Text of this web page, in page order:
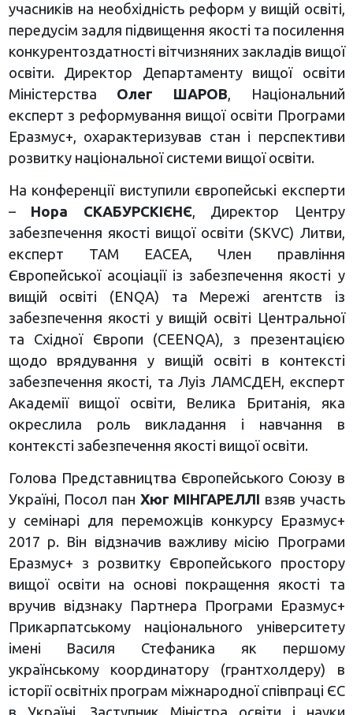
учасників на необхідність реформ у вищій освіті,
передусім задля підвищення якості та посилення
конкурентоздатності вітчизняних закладів вищої
освіти. Директор Департаменту вищої освіти
Міністерства Олег ШАРОВ, Національний
експерт з реформування вищої освіти Програми
Еразмус+, охарактеризував стан і перспективи
розвитку національної системи вищої освіти.
На конференції виступили європейські експерти
– Нора СКАБУРСКІЄНЄ, Директор Центру
забезпечення якості вищої освіти (SKVC) Литви,
експерт ТАМ ЕАСЕА, Член правління
Європейської асоціації із забезпечення якості у
вищій освіті (ENQA) та Мережі агентств із
забезпечення якості у вищій освіті Центральної
та Східної Європи (CEENQA), з презентацією
щодо врядування у вищій освіті в контексті
забезпечення якості, та Луіз ЛАМСДЕН, експерт
Академії вищої освіти, Велика Британія, яка
окреслила роль викладання і навчання в
контексті забезпечення якості вищої освіти.
Голова Представництва Європейського Союзу в
Україні, Посол пан Хюг МІНГАРЕЛЛІ взяв участь
у семінарі для переможців конкурсу Еразмус+
2017 р. Він відзначив важливу місію Програми
Еразмус+ з розвитку Європейського простору
вищої освіти на основі покращення якості та
вручив відзнаку Партнера Програми Еразмус+
Прикарпатському національного університету
імені Василя Стефаника як першому
українському координатору (грантхолдеру) в
історії освітніх програм міжнародної співпраці ЄС
в Україні. Заступник Міністра освіти і науки